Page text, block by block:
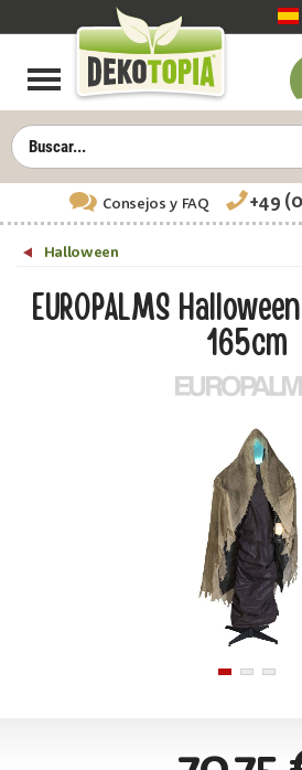
Consejos y FAQ +49
Halloween
EUROPALMS
165cm